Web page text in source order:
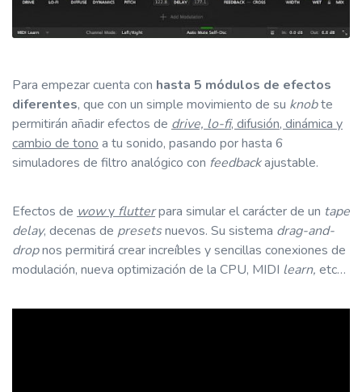
Para empezar cuenta con hasta 5 módulos de efectos
diferentes, que con un simple movimiento de su knobte
permitirán añadir efectos de drive, lo-fi, difusión, dinámica y
cambio de tono a tu sonido, pasando por hasta 6
simuladores de filtro analógico con feedbackajustable.
Efectos de wowy flutterpara simular el carácter de un tape
delay, decenas de presetsnuevos. Su sistema drag-and-
dropnos permitirá crear increíbles y sencillas conexiones de
modulación, nueva optimización de la CPU, MIDI learn, etc…